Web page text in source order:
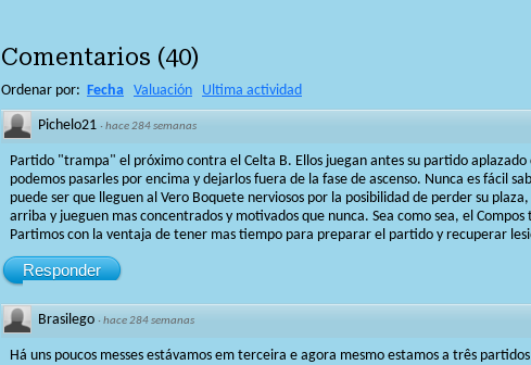
Comentarios (40)
Ordenar por: Fecha Valuación Ultima actividad
Pichelo21 ·hace 284 semanas
Partido "trampa" el próximo contra el Celta B. Ellos juegan antes su partido
podemos pasarles por encima y dejarlos fuera de la fase de ascenso. Nunca es fácil
puede ser que lleguen al Vero Boquete nerviosos por la posibilidad de perder su
arriba y jueguen mas concentrados y motivados que nunca. Sea como sea, el
Partimos con la ventaja de tener mas tiempo para preparar el partido y recuperar
Responder
Brasilego ·hace 284 semanas
Há uns poucos messes estávamos em terceira e agora mesmo estamos a três